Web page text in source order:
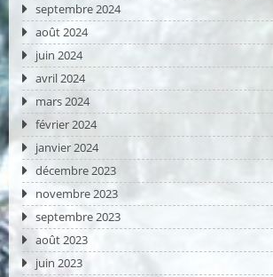
septembre 2024
août 2024
juin 2024
avril 2024
mars 2024
février 2024
janvier 2024
décembre 2023
novembre 2023
septembre 2023
août 2023
juin 2023